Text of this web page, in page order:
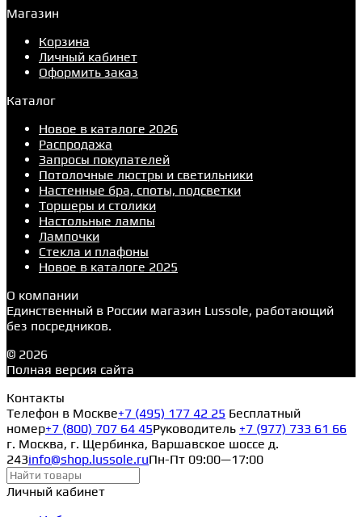
Магазин
Корзина
Личный кабинет
Оформить заказ
Каталог
Новое в каталоге 2026
Распродажа
Запросы покупателей
Потолочные люстры и светильники
Настенные бра, споты, подсветки
Торшеры и столики
Настольные лампы
Лампочки
Стекла и плафоны
Новое в каталоге 2025
О компании
Единственный в России магазин Lussole, работающий
без посредников.
© 2026
Полная версия сайта
Контакты
Телефон в Москве+7 (495) 177 42 25 Бесплатный
номер+7 (800) 707 64 45Руководитель +7 (977) 733 61 66
г. Москва, г. Щербинка, Варшавское шоссе д.
243info@shop.lussole.ruПн-Пт 09:00—17:00
Личный кабинет